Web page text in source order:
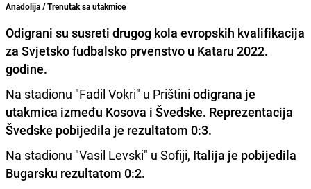
Anadolija / Trenutak sa utakmice
Odigrani su susreti drugog kola evropskih kvalifikacija
za Svjetsko fudbalsko prvenstvo u Kataru 2022.
godine.
Na stadionu "Fadil Vokri" u Prištini odigrana je
utakmica između Kosova i Švedske. Reprezentacija
Švedske pobijedila je rezultatom 0:3.
Na stadionu "Vasil Levski" u Sofiji, Italija je pobijedila
Bugarsku rezultatom 0:2.